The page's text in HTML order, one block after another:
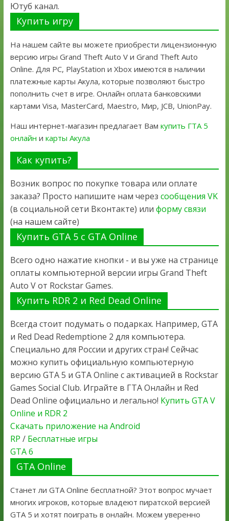
Ютуб канал.
Купить игру
На нашем сайте вы можете приобрести лицензионную
версию игры Grand Theft Auto V и Grand Theft Auto
Online. Для PC, PlayStation и Xbox имеются в наличии
платежные карты Акула, которые позволяют быстро
пополнить счет в игре. Онлайн оплата банковскими
картами Visa, MasterCard, Maestro, Мир, JCB, UnionPay.
Наш интернет-магазин предлагает Вам купить ГТА 5
онлайн и карты Акула
Как купить?
Возник вопрос по покупке товара или оплате
заказа? Просто напишите нам через сообщения VK
(в социальной сети Вконтакте) или форму связи
(на нашем сайте)
Купить GTA 5 с GTA Online
Всего одно нажатие кнопки - и вы уже на странице
оплаты компьютерной версии игры Grand Theft
Auto V от Rockstar Games.
Купить RDR 2 и Red Dead Online
Всегда стоит подумать о подарках. Например, GTA
и Red Dead Redemptione 2 для компьютера.
Специально для России и других стран! Сейчас
можно купить официальную компьютерную
версию GTA 5 и GTA Online с активацией в Rockstar
Games Social Club. Играйте в ГТА Онлайн и Red
Dead Online официально и легально! Купить GTA V
Online и RDR 2
Скачать приложение на Android
RP / Бесплатные игры
GTA 6
GTA Online
Станет ли GTA Online бесплатной? Этот вопрос мучает
многих игроков, которые владеют пиратской версией
GTA 5 и хотят поиграть в онлайн. Можем уверенно